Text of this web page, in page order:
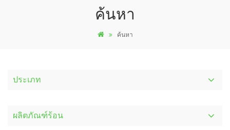
ค้นหา
ค้นหา
ประเภท
ผลิตภัณฑ์ร้อน